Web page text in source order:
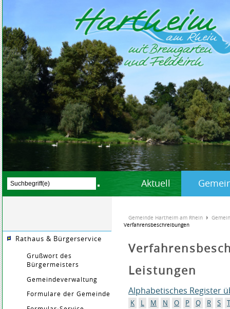
Aktuell
Rathaus & Bürgerservice
Grußwort des
Bürgermeisters
Gemeindeverwaltung
Formulare der Gemeinde
Gemeinde Hartheim am Rhein
Verfahrensbeschreibungen
Leistungen
Alphabetisches Register
K L M N O P Q R S